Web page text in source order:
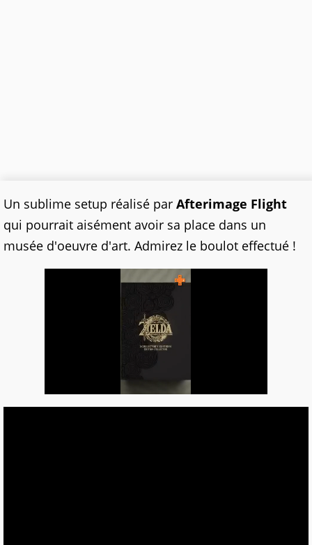
Un sublime setup réalisé par Afterimage Flight
qui pourrait aisément avoir sa place dans un
musée d'oeuvre d'art. Admirez le boulot effectué !